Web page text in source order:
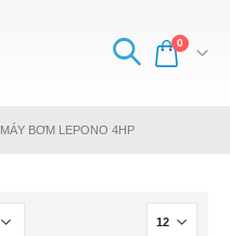
0
MÁY BƠM LEPONO 4HP